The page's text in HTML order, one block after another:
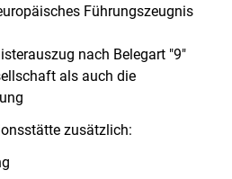
Führungszeugnis
nach Belegart "9"
als auch die
zusätzlich: